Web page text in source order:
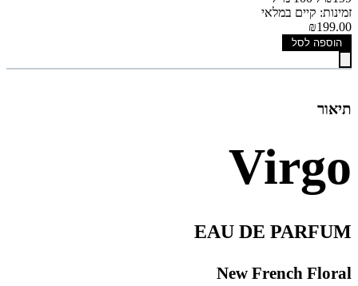
זמינות: קיים במלאי
₪199.00
הוספה לסל
תיאור
Virgo
EAU DE PARFUM
New French Floral